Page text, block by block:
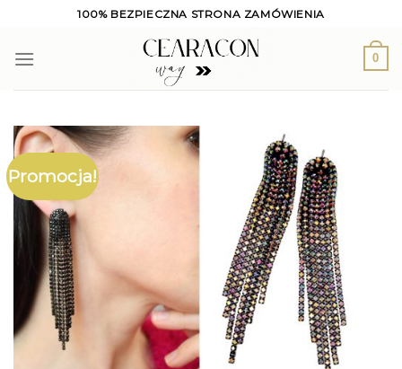
content
100% BEZPIECZNA STRONA ZAMÓWIENIA
0
Promocja!